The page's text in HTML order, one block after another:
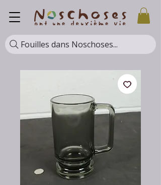
Fouilles dans Noschoses...